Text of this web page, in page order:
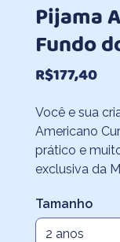
Pijama
Fundo
R$177,40
Você e sua
Americano
prático e
exclusiva da
Tamanho